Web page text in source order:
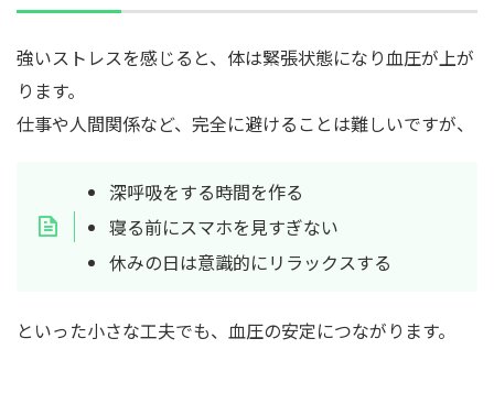
強いストレスを感じると、体は緊張状態になり血圧が上が
ります。
仕事や人間関係など、完全に避けることは難しいですが、
深呼吸をする時間を作る
寝る前にスマホを見すぎない
休みの日は意識的にリラックスする
といった小さな工夫でも、血圧の安定につながります。